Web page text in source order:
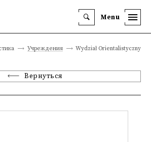
Menu
Учреждения Wydział Orientalistyczny
Вернуться